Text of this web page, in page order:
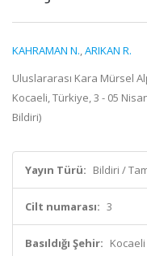
KAHRAMAN N.,ARIKAN R.
Uluslararası Kara Mürsel
Kocaeli, Türkiye, 3 - 05
Bildiri)
Yayın Türü: Bildiri /
Cilt numarası: 3
Basıldığı Şehir: Kocaeli